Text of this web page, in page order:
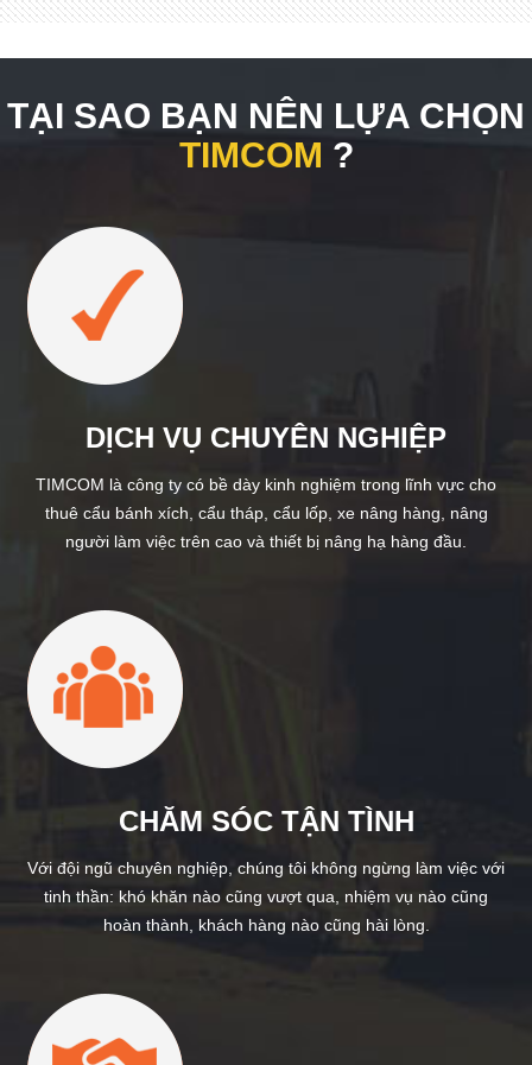
TẠI SAO BẠN NÊN LỰA CHỌN
TIMCOM ?
DỊCH VỤ CHUYÊN NGHIỆP
TIMCOM là công ty có bề dày kinh nghiệm trong lĩnh vực cho
thuê cẩu bánh xích, cẩu tháp, cẩu lốp, xe nâng hàng, nâng
người làm việc trên cao và thiết bị nâng hạ hàng đầu.
CHĂM SÓC TẬN TÌNH
Với đội ngũ chuyên nghiệp, chúng tôi không ngừng làm việc với
tinh thần: khó khăn nào cũng vượt qua, nhiệm vụ nào cũng
hoàn thành, khách hàng nào cũng hài lòng.